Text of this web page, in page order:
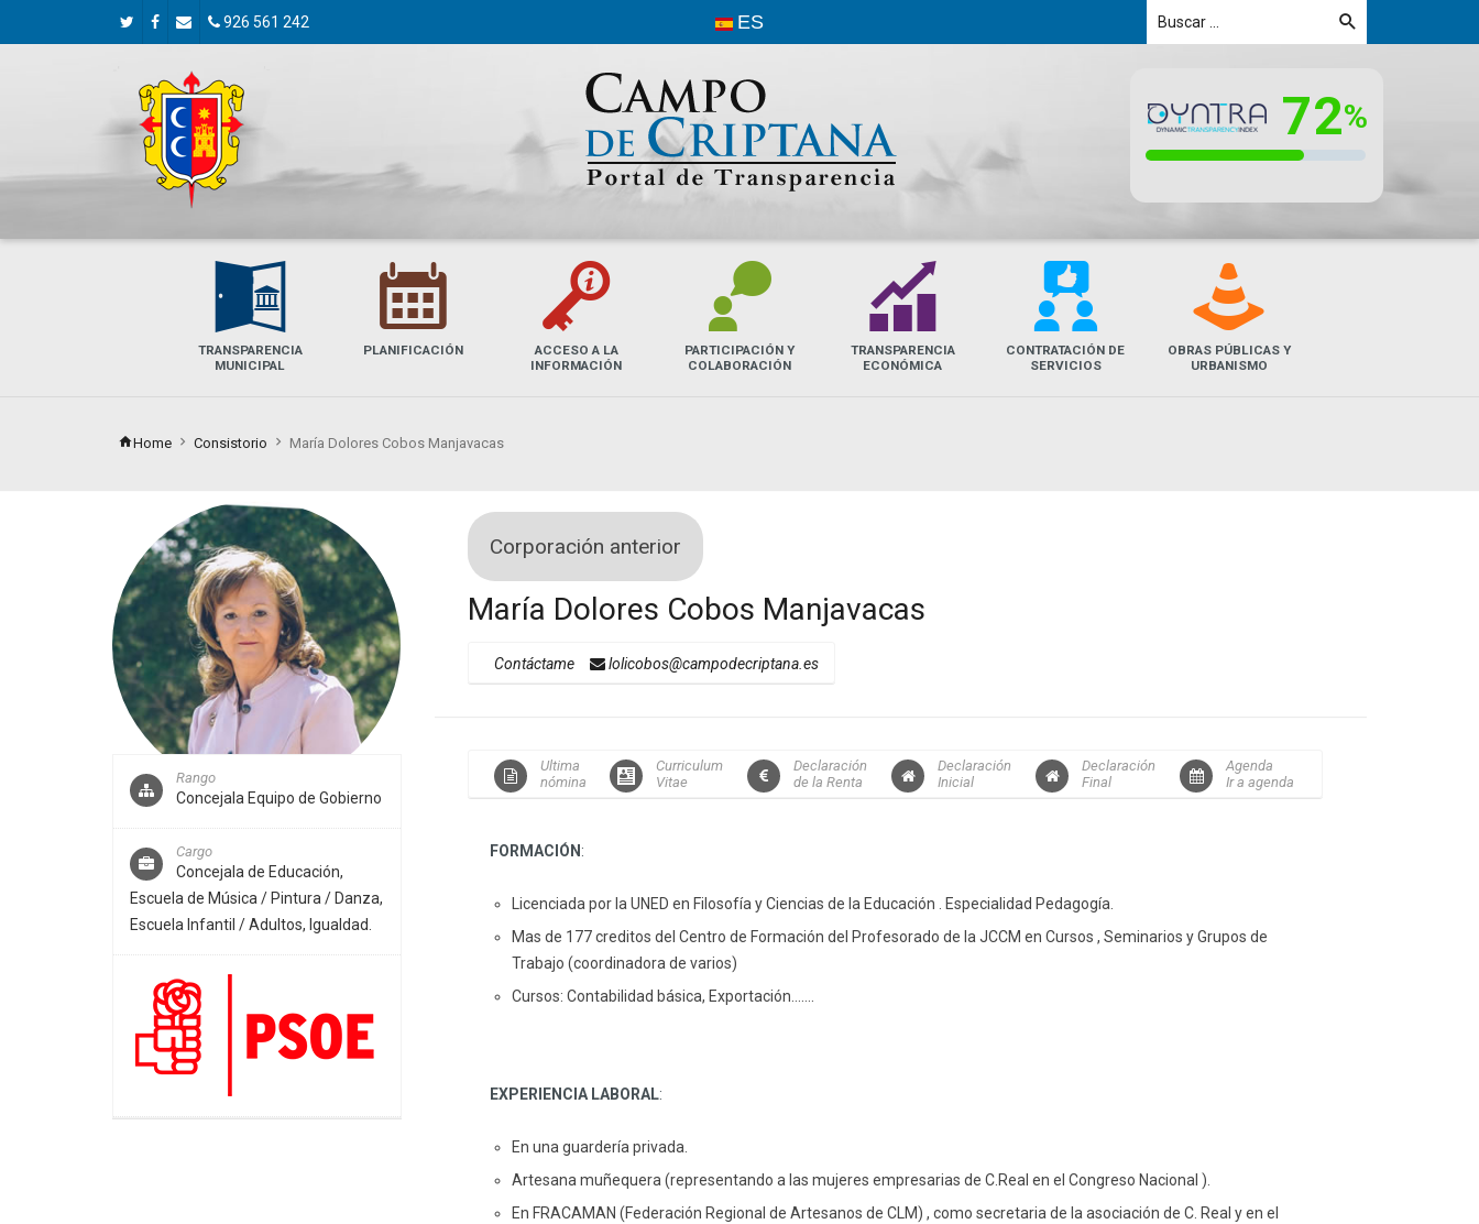
926 561 242 ES
A
TRANSPARENCIA
MUNICIPAL
E
PLANIFICACIÓN
G
ACCESO A LA
INFORMACIÓN
L
PARTICIPACIÓN Y
COLABORACIÓN
Q
TRANSPARENCIA
ECONÓMICA
V
CONTRATACIÓN DE
SERVICIOS
e
OBRAS PÚBLICAS Y
URBANISMO
Home Consistorio María Dolores Cobos Manjavacas
Rango
Concejala Equipo de Gobierno
Cargo
Concejala de Educación,
Escuela de Música / Pintura / Danza,
Escuela Infantil / Adultos, Igualdad.
Corporación anterior
María Dolores Cobos Manjavacas
Contáctame lolicobos@campodecriptana.es
Ultima
nómina
Curriculum
Vitae
Declaración
de la Renta
Declaración
Inicial
Declaración
Final
Agenda
Ir a agenda
FORMACIÓN :
Licenciada por la UNED en Filosofía y Ciencias de la Educación . Especialidad Pedagogía.
Mas de 177 creditos del Centro de Formación del Profesorado de la JCCM en Cursos , Seminarios y Grupos de
Trabajo (coordinadora de varios)
Cursos: Contabilidad básica, Exportación…….
EXPERIENCIA LABORAL:
En una guardería privada.
Artesana muñequera (representando a las mujeres empresarias de C.Real en el Congreso Nacional ).
En FRACAMAN (Federación Regional de Artesanos de CLM) , como secretaria de la asociación de C. Real y en el